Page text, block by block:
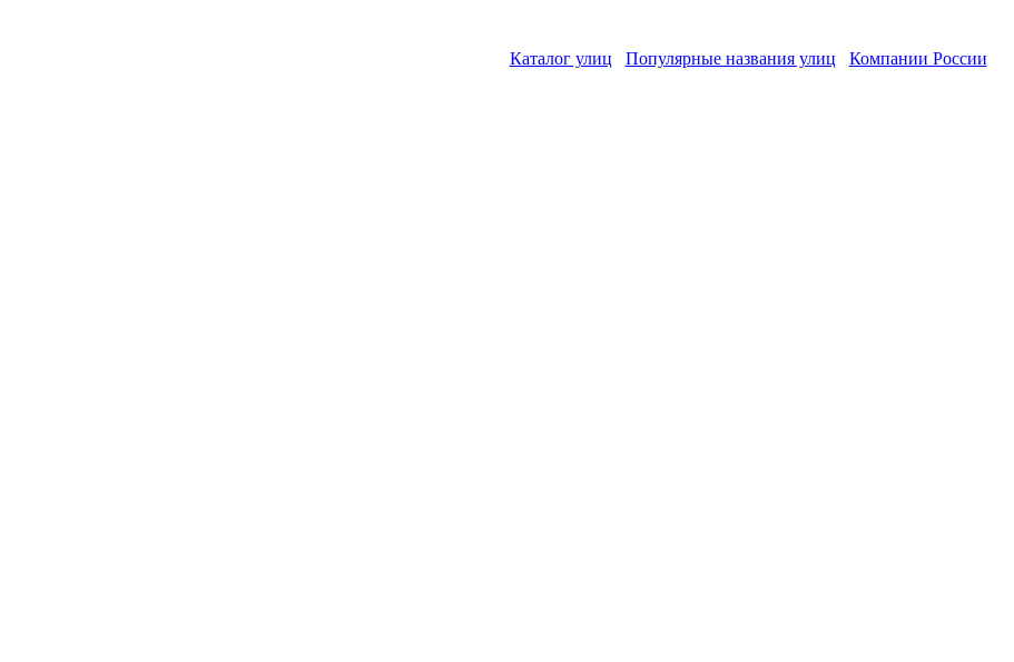
Каталог улиц Популярные названия улиц Компании России